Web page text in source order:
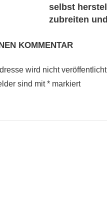
selbst
zubreiten
KOMMENTAR
wird nicht
sind mit* markiert